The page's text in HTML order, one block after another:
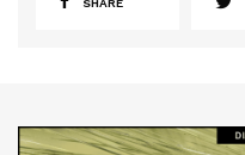
SHARE